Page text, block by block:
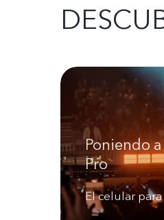
Poniendo
Pro
El celular